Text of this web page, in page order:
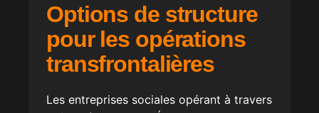
Options de structure
pour les opérations
transfrontalières
Les entreprises sociales opérant à travers